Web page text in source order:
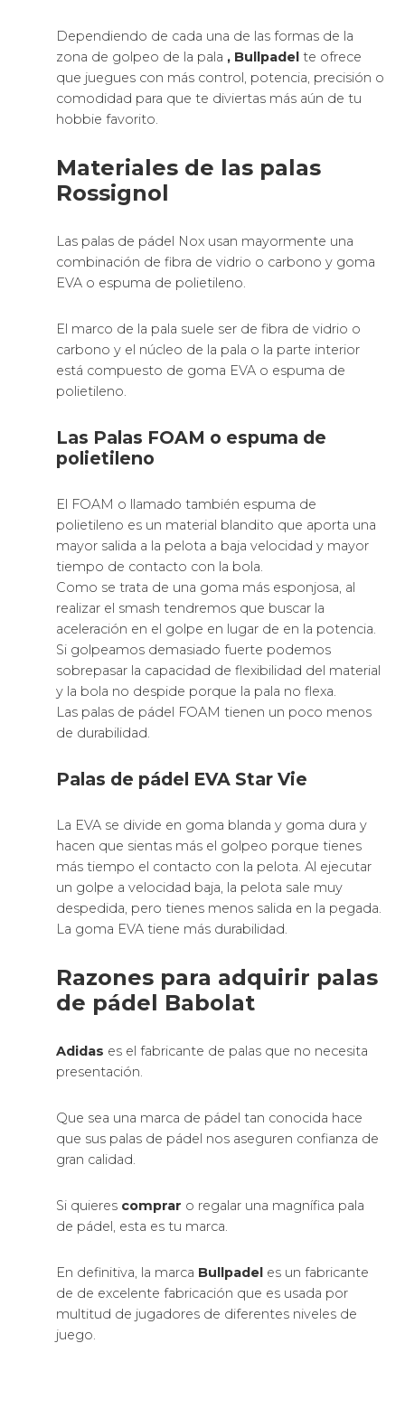
Dependiendo de cada una de las formas de la
zona de golpeo de la pala , Bullpadel te ofrece
que juegues con más control, potencia, precisión o
comodidad para que te diviertas más aún de tu
hobbie favorito.
Materiales de las palas
Rossignol
Las palas de pádel Nox usan mayormente una
combinación de fibra de vidrio o carbono y goma
EVA o espuma de polietileno.
El marco de la pala suele ser de fibra de vidrio o
carbono y el núcleo de la pala o la parte interior
está compuesto de goma EVA o espuma de
polietileno.
Las Palas FOAM o espuma de
polietileno
El FOAM o llamado también espuma de
polietileno es un material blandito que aporta una
mayor salida a la pelota a baja velocidad y mayor
tiempo de contacto con la bola.
Como se trata de una goma más esponjosa, al
realizar el smash tendremos que buscar la
aceleración en el golpe en lugar de en la potencia.
Si golpeamos demasiado fuerte podemos
sobrepasar la capacidad de flexibilidad del material
y la bola no despide porque la pala no flexa.
Las palas de pádel FOAM tienen un poco menos
de durabilidad.
Palas de pádel EVA Star Vie
La EVA se divide en goma blanda y goma dura y
hacen que sientas más el golpeo porque tienes
más tiempo el contacto con la pelota. Al ejecutar
un golpe a velocidad baja, la pelota sale muy
despedida, pero tienes menos salida en la pegada.
La goma EVA tiene más durabilidad.
Razones para adquirir palas
de pádel Babolat
Adidas es el fabricante de palas que no necesita
presentación.
Que sea una marca de pádel tan conocida hace
que sus palas de pádel nos aseguren confianza de
gran calidad.
Si quieres comprar o regalar una magnífica pala
de pádel, esta es tu marca.
En definitiva, la marca Bullpadel es un fabricante
de de excelente fabricación que es usada por
multitud de jugadores de diferentes niveles de
juego.